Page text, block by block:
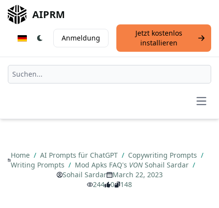
AIPRM
Anmeldung
Jetzt kostenlos
installieren
Home / AI Prompts für ChatGPT / Copywriting Prompts /
Writing Prompts / Mod Apks FAQ's VON Sohail Sardar /
Sohail Sardar
March 22, 2023
244
0 148